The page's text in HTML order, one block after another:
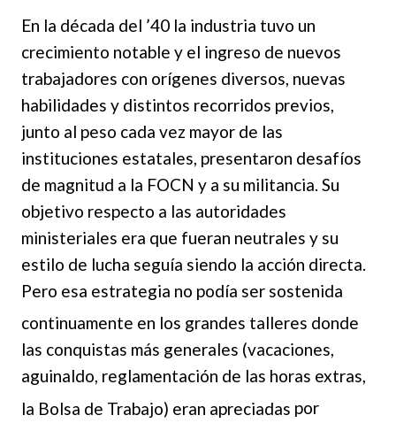
En la década del ’40 la industria tuvo un
crecimiento notable y el ingreso de nuevos
trabajadores con orígenes diversos, nuevas
habilidades y distintos recorridos previos,
junto al peso cada vez mayor de las
instituciones estatales, presentaron desafíos
de magnitud a la FOCN y a su militancia. Su
objetivo respecto a las autoridades
ministeriales era que fueran neutrales y su
estilo de lucha seguía siendo la acción directa.
Pero esa estrategia no podía ser sostenida
continuamente en los grandes talleres donde
las conquistas más generales (vacaciones,
aguinaldo, reglamentación de las horas extras,
la Bolsa de Trabajo) eran apreciadas por